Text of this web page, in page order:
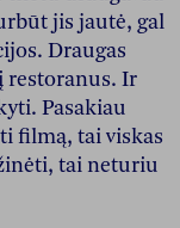
jis jautė, gal
Draugas
restoranus. Ir
Pasakiau
filmą, tai viskas
tai neturiu